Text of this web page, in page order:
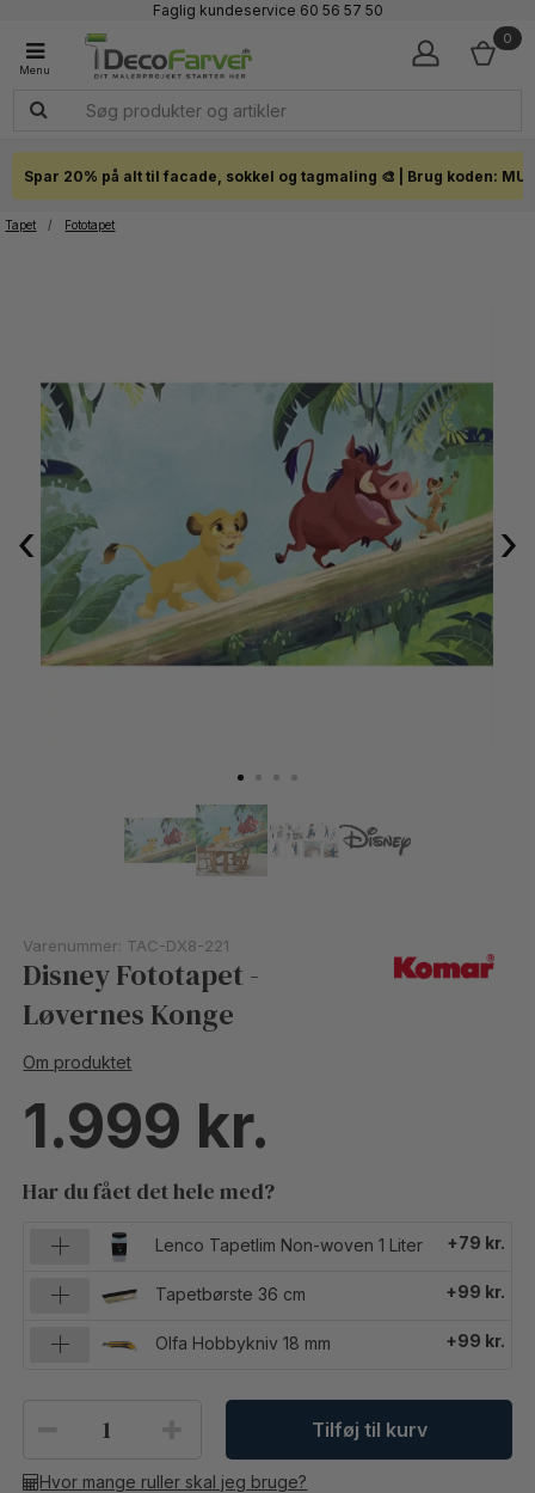
Faglig kundeservice 60 56 57 50
Click & Collect i hele landet
0
Spar 20% på alt til facade, sokkel og tagmaling 🎨 | Brug koden:
Tapet / Fototapet
‹ ›
Varenummer: TAC-DX8-221
Disney Fototapet -
Løvernes Konge
Om produktet
1.999
Har du fået det hele med?
Lenco Tapetlim Non-woven 1 Liter +79 kr.
Tapetbørste 36 cm +99 kr.
Olfa Hobbykniv 18 mm +99 kr.
Tilføj til kurv
Hvor mange ruller skal jeg bruge?